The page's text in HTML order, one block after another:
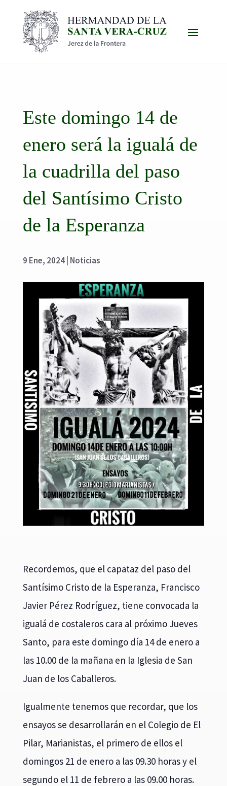
Este domingo 14 de
enero será la igualá de
la cuadrilla del paso
del Santísimo Cristo
de la Esperanza
9 Ene, 2024| Noticias
Recordemos, que el capataz del paso del
Santísimo Cristo de la Esperanza, Francisco
Javier Pérez Rodríguez, tiene convocada la
igualá de costaleros cara al próximo Jueves
Santo, para este domingo día 14 de enero a
las 10.00 de la mañana en la Iglesia de San
Juan de los Caballeros.
Igualmente tenemos que recordar, que los
ensayos se desarrollarán en el Colegio de El
Pilar, Marianistas, el primero de ellos el
domingos 21 de enero a las 09.30 horas y el
segundo el 11 de febrero a las 09.00 horas.